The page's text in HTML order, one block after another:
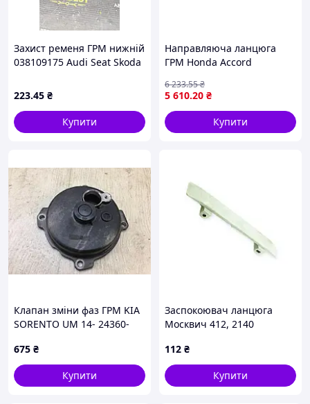
Захист ременя ГРМ нижній
038109175 Audi Seat Skoda
223.45 ₴
Купити
Направляюча ланцюга
ГРМ Honda Accord
5 610.20 ₴
6 233.55₴
Купити
Клапан зміни фаз ГРМ KIA
SORENTO UM 14- 24360-
675 ₴
Купити
Заспокоювач ланцюга
Москвич 412, 2140
112 ₴
Купити